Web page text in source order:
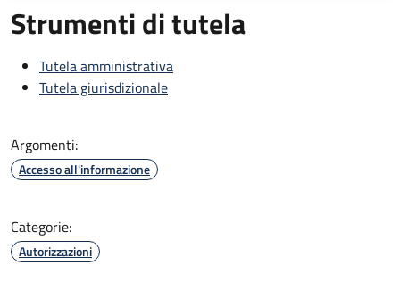
Strumenti di tutela
Tutela amministrativa
Tutela giurisdizionale
Argomenti:
Accesso all'informazione
Categorie:
Autorizzazioni